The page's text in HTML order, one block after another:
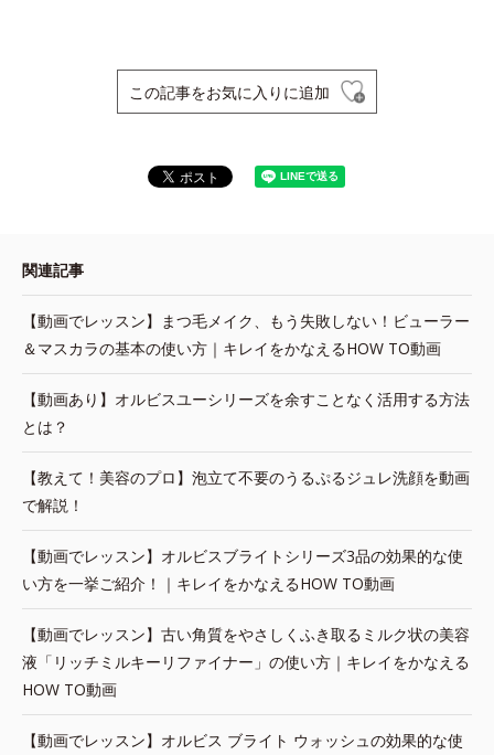
この記事をお気に入りに追加
関連記事
【動画でレッスン】まつ毛メイク、もう失敗しない！ビューラー
＆マスカラの基本の使い方｜キレイをかなえるHOW TO動画
【動画あり】オルビスユーシリーズを余すことなく活用する方法
とは？
【教えて！美容のプロ】泡立て不要のうるぷるジュレ洗顔を動画
で解説！
【動画でレッスン】オルビスブライトシリーズ3品の効果的な使
い方を一挙ご紹介！｜キレイをかなえるHOW TO動画
【動画でレッスン】古い角質をやさしくふき取るミルク状の美容
液「リッチミルキーリファイナー」の使い方｜キレイをかなえる
HOW TO動画
【動画でレッスン】オルビス ブライト ウォッシュの効果的な使